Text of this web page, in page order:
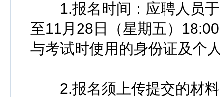
1.报名时间：应聘人员于
至11月28日（星期五）
与考试时使用的身份证及个
2.报名须上传提交的材